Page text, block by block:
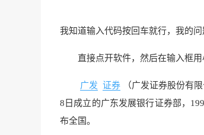
我知道输入代码按回车就行，我的
直接点开软件，然后在输入框用
广发 证券
（广发证券股份有
8日成立的广东发展银行证券部，
布全国。